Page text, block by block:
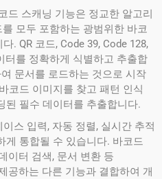
드 스캐닝 기능은 정교한 알고리
모두 포함하는 광범위한 바코
. QR 코드, Code 39, Code 128,
터를 정확하게 식별하고 추출합
문서를 로드하는 것으로 시작
코드 이미지를 찾고 패턴 인식
된 필수 데이터를 추출합니다.
스 입력, 자동 정렬, 실시간 추적
게 통합될 수 있습니다. 바코드
이터 검색, 문서 변환 등
공하는 다른 기능과 결합하여 개